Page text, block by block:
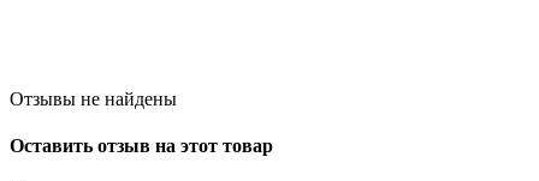
Отзывы не найдены
Оставить отзыв на этот товар